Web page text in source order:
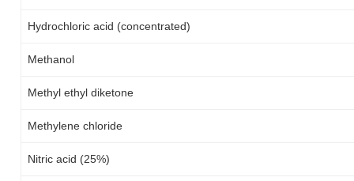
Hydrochloric acid (concentrated)
Methanol
Methyl ethyl diketone
Methylene chloride
Nitric acid (25%)